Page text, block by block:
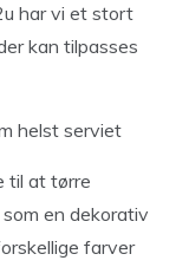
har vi et stort
kan tilpasses
helst serviet
til at tørre
en dekorativ
farver